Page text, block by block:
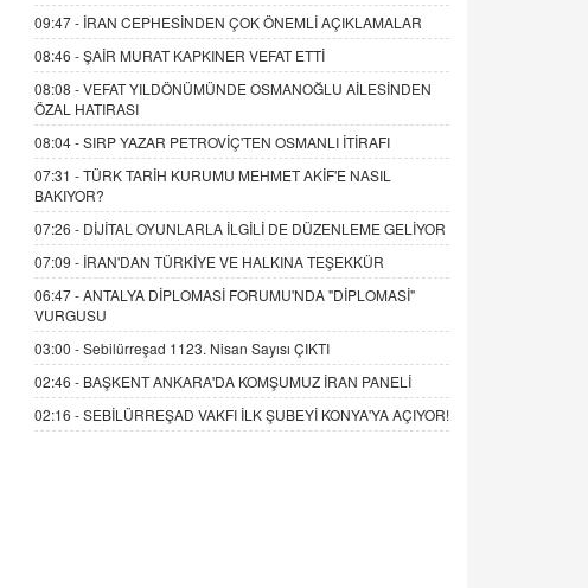
09:47 - İRAN CEPHESİNDEN ÇOK ÖNEMLİ AÇIKLAMALAR
08:46 -ŞAİR MURAT KAPKINER VEFAT ETTİ
08:08 -VEFAT YILDÖNÜMÜNDE OSMANOĞLU AİLESİNDEN
ÖZAL HATIRASI
08:04 -SIRP YAZAR PETROVİÇ'TEN OSMANLI İTİRAFI
07:31 -TÜRK TARİH KURUMU MEHMET AKİF'E NASIL
BAKIYOR?
07:26 - DİJİTAL OYUNLARLA İLGİLİ DE DÜZENLEME GELİYOR
07:09 - İRAN'DAN TÜRKİYE VE HALKINA TEŞEKKÜR
06:47 -ANTALYA DİPLOMASİ FORUMU'NDA "DİPLOMASİ"
VURGUSU
03:00 -Sebilürreşad 1123. Nisan Sayısı ÇIKTI
02:46 - BAŞKENT ANKARA'DA KOMŞUMUZ İRAN PANELİ
02:16 -SEBİLÜRREŞAD VAKFI İLK ŞUBEYİ KONYA'YA AÇIYOR!